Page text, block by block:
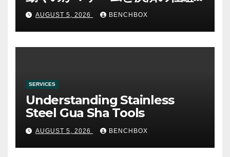
みAUGUST 5, 2026 BENCHBOX
SERVICES
Understanding Stainless
Steel Gua Sha Tools
AUGUST 5, 2026 BENCHBOX